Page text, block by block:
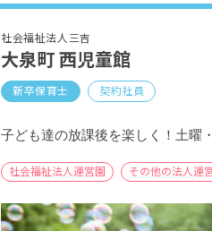
社会福祉法人三吉
大泉町 西児童館
新卒保育士 契約社員
子ども達の放課後を楽しく！土曜
社会福祉法人運営園 その他の法人運